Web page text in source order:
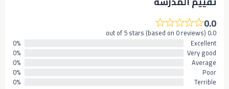
0.0
0.0 out of 5 stars (based on 0 reviews)
Excellent
0%
Very good
0%
Average
0%
Poor
0%
Terrible
0%